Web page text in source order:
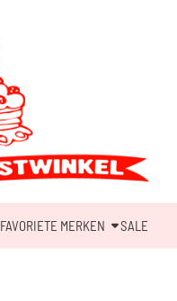
FAVORIETE MERKEN SALE